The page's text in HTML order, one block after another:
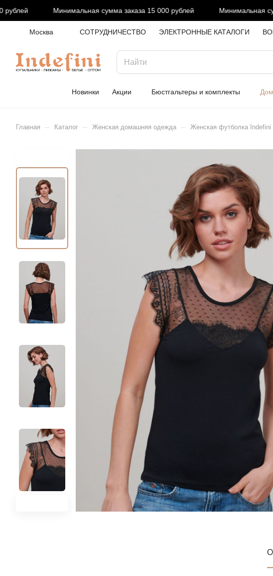
Минимальная сумма заказа 15 000 рублей Минимальная
Москва СОТРУДНИЧЕСТВО ЭЛЕКТРОННЫЕ КАТАЛОГИ
Новинки Акции Бюстгальтеры и комплекты
Главная – Каталог – Женская домашняя одежда – Женская футболка Indefini